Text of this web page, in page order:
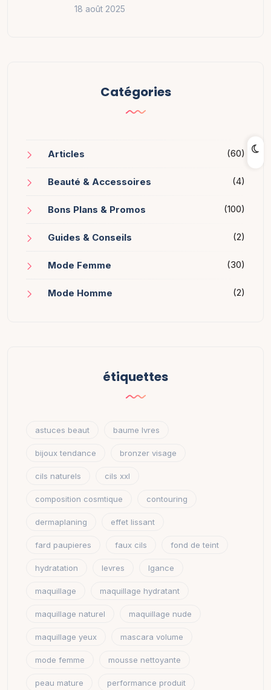
18 août 2025
Catégories
Articles (60)
Beauté & Accessoires (4)
Bons Plans & Promos (100)
Guides & Conseils (2)
Mode Femme (30)
Mode Homme (2)
étiquettes
astuces beaut baume lvres
bijoux tendance bronzer visage
cils naturels cils xxl
composition cosmtique contouring
dermaplaning effet lissant
fard paupieres faux cils fond de teint
hydratation levres lgance
maquillage maquillage hydratant
maquillage naturel maquillage nude
maquillage yeux mascara volume
mode femme mousse nettoyante
peau mature performance produit